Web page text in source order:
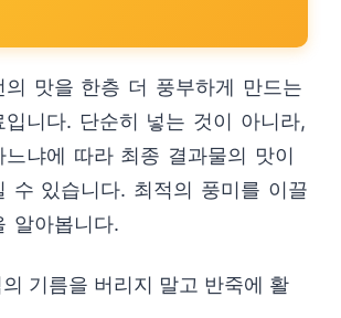
의 맛을 한층 더 풍부하게 만드는
입니다. 단순히 넣는 것이 아니라,
느냐에 따라 최종 결과물의 맛이
수 있습니다. 최적의 풍미를 이끌
알아봅니다.
기름을 버리지 말고 반죽에 활